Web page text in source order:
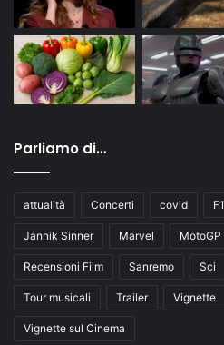
Parliamo di…
attualità Concerti covid F1
Jannik Sinner Marvel MotoGP
Recensioni Film Sanremo Sci
Tour musicali Trailer Vignette
Vignette sul Cinema